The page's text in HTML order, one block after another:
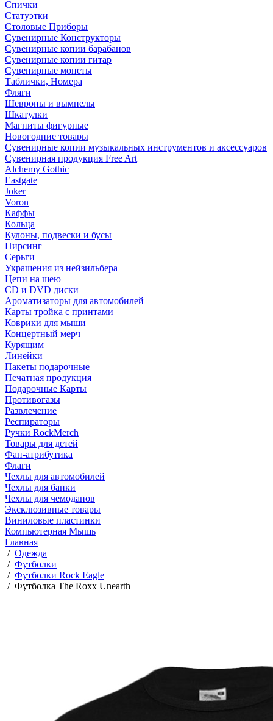
Спички
Статуэтки
Столовые Приборы
Сувенирные Конструкторы
Сувенирные копии барабанов
Сувенирные копии гитар
Сувенирные монеты
Таблички, Номера
Фляги
Шевроны и вымпелы
Шкатулки
Магниты фигурные
Новогодние товары
Сувенирные копии музыкальных инструментов и аксессуаров
Сувенирная продукция Free Art
Alchemy Gothic
Eastgate
Joker
Voron
Каффы
Кольца
Кулоны, подвески и бусы
Пирсинг
Серьги
Украшения из нейзильбера
Цепи на шею
CD и DVD диски
Ароматизаторы для автомобилей
Карты тройка с принтами
Коврики для мыши
Концертный мерч
Курящим
Линейки
Пакеты подарочные
Печатная продукция
Подарочные Карты
Противогазы
Развлечение
Респираторы
Ручки RockMerch
Товары для детей
Фан-атрибутика
Флаги
Чехлы для автомобилей
Чехлы для банки
Чехлы для чемоданов
Эксклюзивные товары
Виниловые пластинки
Компьютерная Мышь
Главная
/ Одежда
/ Футболки
/ Футболки Rock Eagle
/ Футболка The Roxx Unearth